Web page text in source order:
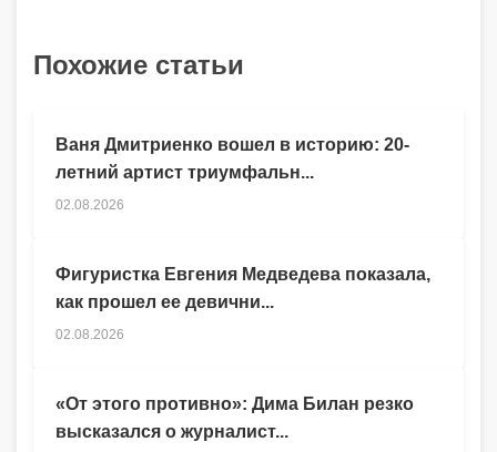
Похожие статьи
Ваня Дмитриенко вошел в историю: 20-
летний артист триумфальн...
02.08.2026
Фигуристка Евгения Медведева показала,
как прошел ее девични...
02.08.2026
«От этого противно»: Дима Билан резко
высказался о журналист...